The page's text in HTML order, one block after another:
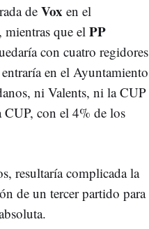
de Vox en el
que el PP
con cuatro regidores
en el Ayuntamiento
ni Valents, ni la CUP
CUP, con el 4% de los
resultaría complicada la
de un tercer partido para